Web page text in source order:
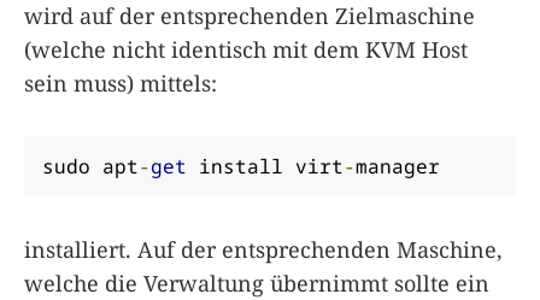
wird auf der entsprechenden Zielmaschine
(welche nicht identisch mit dem KVM Host
sein muss) mittels:
sudo apt-get install virt-manager
installiert. Auf der entsprechenden Maschine,
welche die Verwaltung übernimmt sollte ein